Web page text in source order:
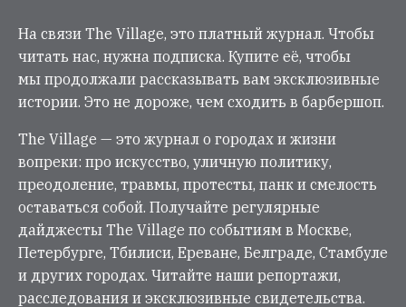
На связи The Village, это платный журнал. Чтобы
читать нас, нужна подписка. Купите её, чтобы
мы продолжали рассказывать вам эксклюзивные
истории. Это не дороже, чем сходить в барбершоп.
The Village — это журнал о городах и жизни
вопреки: про искусство, уличную политику,
преодоление, травмы, протесты, панк и смелость
оставаться собой. Получайте регулярные
дайджесты The Village по событиям в Москве,
Петербурге, Тбилиси, Ереване, Белграде, Стамбуле
и других городах. Читайте наши репортажи,
расследования и эксклюзивные свидетельства.